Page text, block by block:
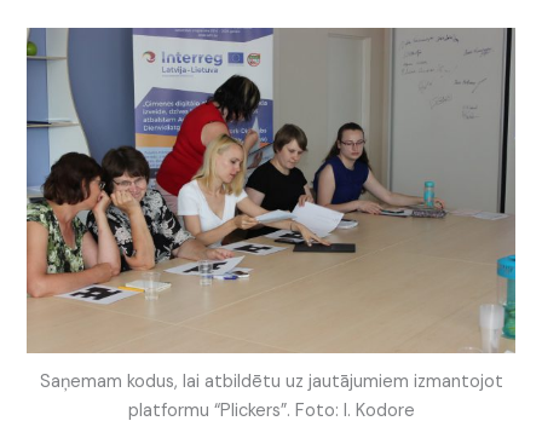
Saņemam kodus, lai atbildētu uz jautājumiem izmantojot
platformu “Plickers”. Foto: I. Kodore